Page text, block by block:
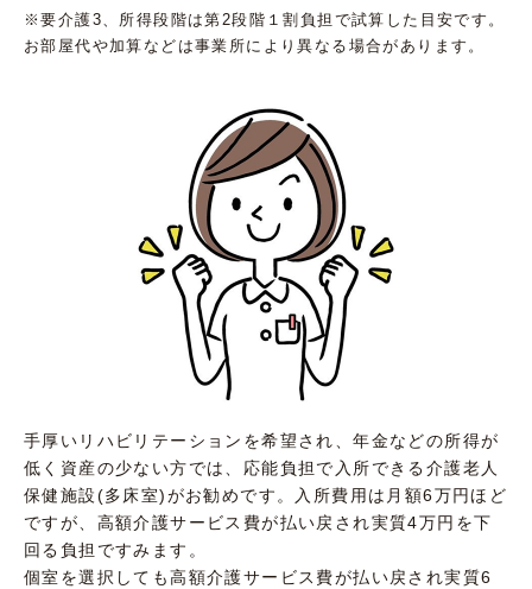
※要介護3、所得段階は第2段階１割負担で試算した目安です。
お部屋代や加算などは事業所により異なる場合があります。
手厚いリハビリテーションを希望され、年金などの所得が
低く資産の少ない方では、応能負担で入所できる介護老人
保健施設(多床室)がお勧めです。入所費用は月額6万円ほど
ですが、高額介護サービス費が払い戻され実質4万円を下
回る負担ですみます。
個室を選択しても高額介護サービス費が払い戻され実質6